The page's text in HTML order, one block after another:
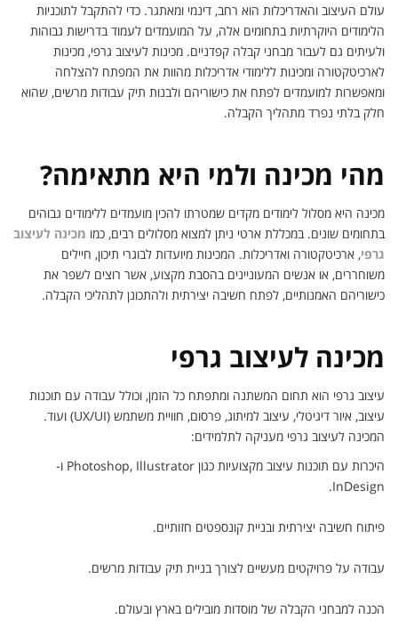
עולם העיצוב והאדריכלות הוא רחב, דינמי ומאתגר. כדי להתקבל לתוכניות
הלימודים היוקרתיות בתחומים אלה, על המועמדים לעמוד בדרישות גבוהות
ולעיתים גם לעבור מבחני קבלה קפדניים. מכינות לעיצוב גרפי, מכינות
לארכיטקטורה ומכינות ללימודי אדריכלות מהוות את המפתח להצלחה
ומאפשרות למועמדים לפתח את כישוריהם ולבנות תיק עבודות מרשים, שהוא
חלק בלתי נפרד מתהליך הקבלה.
מהי מכינה ולמי היא מתאימה?
מכינה היא מסלול לימודים מקדים שמטרתו להכין מועמדים ללימודים גבוהים
בתחומים שונים. במכללת ארטי ניתן למצוא מסלולים רבים, כמו מכינה לעיצוב
גרפי, ארכיטקטורה ואדריכלות. המכינות מיועדות לבוגרי תיכון, חיילים
משוחררים, או אנשים המעוניינים בהסבת מקצוע, אשר רוצים לשפר את
כישוריהם האמנותיים, לפתח חשיבה יצירתית ולהתכונן לתהליכי הקבלה.
מכינה לעיצוב גרפי
עיצוב גרפי הוא תחום המשתנה ומתפתח כל הזמן, וכולל עבודה עם תוכנות
עיצוב, איור דיגיטלי, עיצוב למיתוג, פרסום, חוויית משתמש (UX/UI) ועוד.
המכינה לעיצוב גרפי מעניקה לתלמידים:
היכרות עם תוכנות עיצוב מקצועיות כגון Photoshop, Illustrator ו-
InDesign.
​פיתוח חשיבה יצירתית ובניית קונספטים חזותיים.
עבודה על פרויקטים מעשיים לצורך בניית תיק עבודות מרשים.
הכנה למבחני הקבלה של מוסדות מובילים בארץ ובעולם.